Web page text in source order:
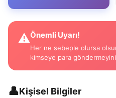
⚠️Önemli Uyarı!
Her ne sebeple olursa
kimseye para
👤Kişisel Bilgiler